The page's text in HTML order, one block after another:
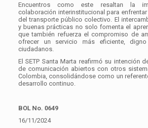
Encuentros como este resaltan la
colaboración interinstitucional para
del transporte público colectivo. El
y buenas prácticas no solo fomenta el
que también refuerza el compromiso de
ofrecer un servicio más eficiente,
ciudadanos.
El SETP Santa Marta reafirmó su intención
de comunicación abiertos con otros
Colombia, consolidándose como un
desarrollo continuo.
BOL No. 0649
16/11/2024